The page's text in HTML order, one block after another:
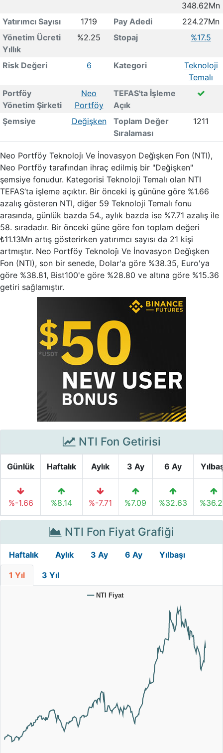
348.62Mn
Yatırımcı Sayısı
1719 Pay Adedi
224.27Mn
Yönetim Ücreti
Yıllık
%2.25 Stopaj %17.5
Risk Değeri 6 Kategori
Teknoloji
Temalı
Portföy
Yönetim Şirketi
Neo
Portföy
TEFAS'ta İşleme
Açık
Şemsiye
Değişken
Toplam Değer
Sıralaması
1211
Neo Portföy Teknoloji̇ Ve İnovasyon Deği̇şken Fon (NTI),
Neo Portföy tarafından ihraç edilmiş bir "Değişken"
şemsiye fonudur. Kategorisi Teknoloji Temalı olan NTI
TEFAS’ta işleme açıktır. Bir önceki iş gününe göre %1.66
azalış gösteren NTI, diğer 59 Teknoloji Temalı fonu
arasında, günlük bazda 54., aylık bazda ise %7.71 azalış ile
58. sıradadır. Bir önceki güne göre fon toplam değeri
₺11.13Mn artış gösterirken yatırımcı sayısı da 21 kişi
artmıştır. Neo Portföy Teknoloji̇ Ve İnovasyon Deği̇şken
Fon (NTI), son bir senede, Dolar'a göre %38.35, Euro'ya
göre %38.81, Bist100'e göre %28.80 ve altına göre %15.36
getiri sağlamıştır.
NTI Fon Getirisi
Günlük Haftalık Aylık 3 Ay 6 Ay
%-1.66 %8.14 %-7.71 %7.09 %32.63
NTI Fon Fiyat Grafiği
Haftalık Aylık 3 Ay 6 Ay Yılbaşı
1 Yıl 3 Yıl